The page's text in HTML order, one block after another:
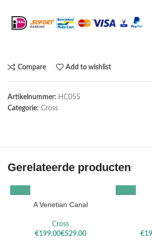
Compare Add to wishlist
Artikelnummer: HC055
Categorie: Cross
Gerelateerde producten
A Venetian Canal
Cross
€
€
€